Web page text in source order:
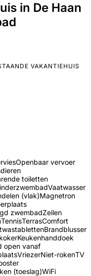
in De Haan
VAKANTIEHUIS
Openbaar vervoer
toiletten
Vaatwasser
(vlak)Magnetron
zwembadZeilen
TennisTerrasComfort
Brandblusser
Keukenhanddoek
open vanaf
VriezerNiet-rokenTV
(toeslag)WiFi